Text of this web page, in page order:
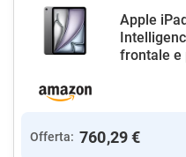
Apple
frontale e
Offerta: 760,29 €